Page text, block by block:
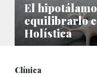
El
equilibrarlo
Holística
Clínica